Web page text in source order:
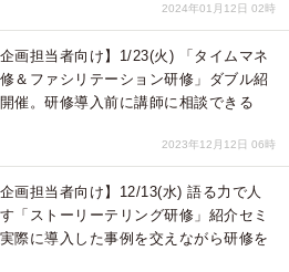
2024年01月12日 02時
企画担当者向け】1/23(火) 「タイムマネ
＆ファシリテーション研修」ダブル紹
催。研修導入前に講師に相談できる
2023年12月12日 06時
企画担当者向け】12/13(水) 語る力で人
「ストーリーテリング研修」紹介セミ
際に導入した事例を交えながら研修を